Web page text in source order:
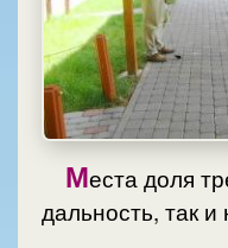
Места доля
дальность, так